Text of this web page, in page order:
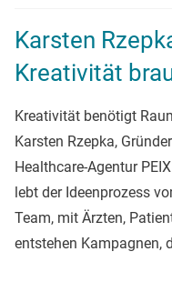
Karsten
Kreativität
Kreativität benötigt
Karsten Rzepka,
Healthcare-Agentur
lebt der Ideenprozess
Team, mit Ärzten,
entstehen Kampagnen,